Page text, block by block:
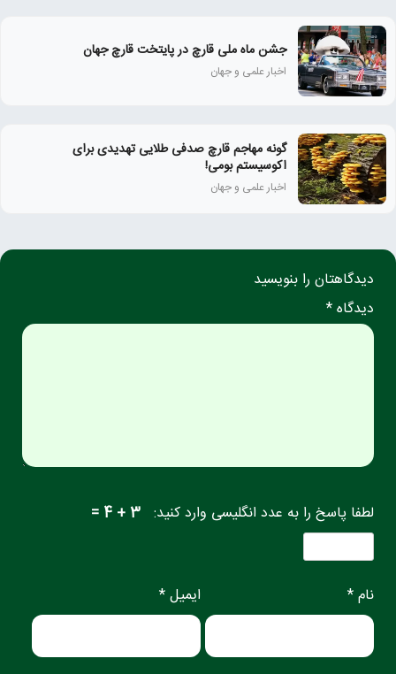
جشن ماه ملی قارچ در پایتخت قارچ جهان
اخبار علمی و جهان
گونه مهاجم قارچ صدفی طلایی تهدیدی برای
اکوسیستم بومی!
اخبار علمی و جهان
دیدگاهتان را بنویسید
دیدگاه *
لطفا پاسخ را به عدد انگلیسی وارد کنید: 3 + 4 =
نام * ایمیل *